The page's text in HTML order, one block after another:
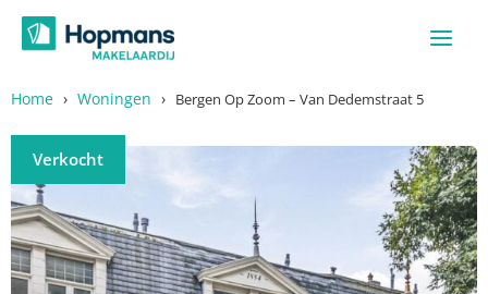
naar
inhoud
Home › Woningen › Bergen Op Zoom – Van Dedemstraat 5
Verkocht